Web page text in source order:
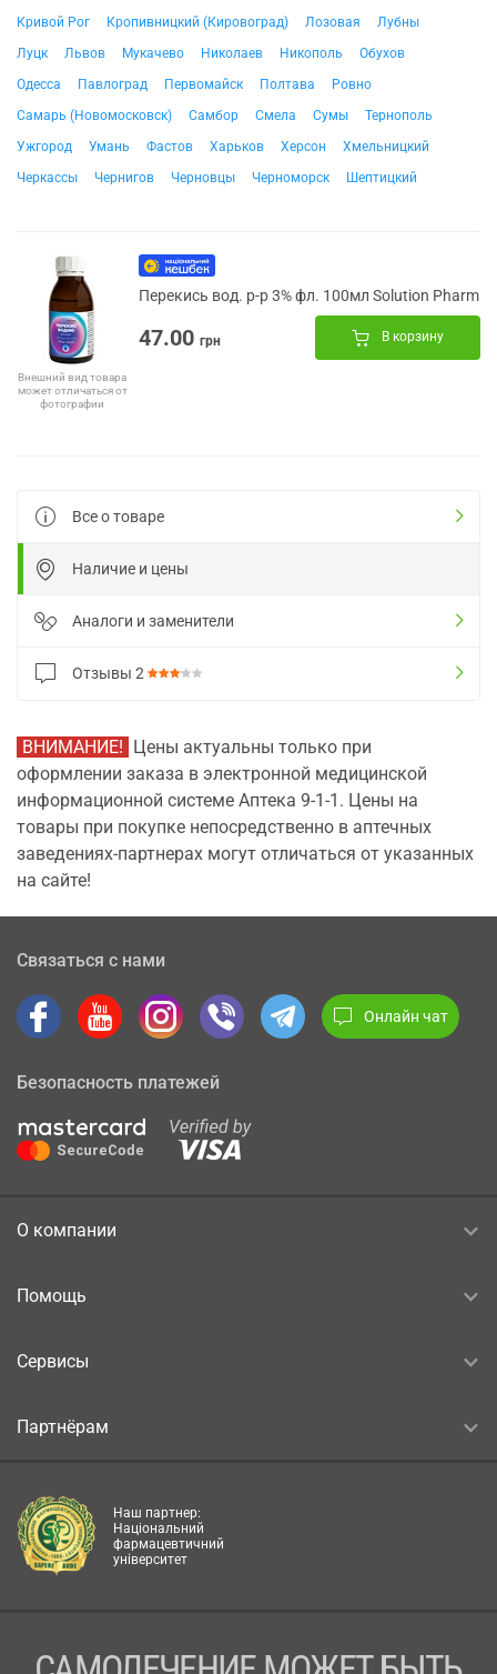
Кривой Рог
Кропивницкий (Кировоград) Лозовая
Лубны
Луцк
Львов Мукачево Николаев Никополь
Обухов
Одесса
Павлоград Первомайск Полтава
Ровно
Самарь (Новомосковск)
Самбор Смела Сумы
Тернополь
Ужгород
Умань Фастов Харьков Херсон
Хмельницкий
Черкассы
Чернигов Черновцы Черноморск Шептицкий
Внешний вид товара
может отличаться от
фотографии
Перекись вод. р-р 3% фл. 100мл Solution Pharm
47.00 грн В корзину
Все о товаре
Наличие и цены
Аналоги и заменители
Отзывы 2
ВНИМАНИЕ! Цены актуальны только при
оформлении заказа в электронной медицинской
информационной системе Аптека 9-1-1. Цены на
товары при покупке непосредственно в аптечных
заведениях-партнерах могут отличаться от указанных
на сайте!
Связаться с нами
Онлайн чат
Безопасность платежей
О компании
Помощь
Сервисы
Партнёрам
Наш партнер:
Національний
фармацевтичний
університет